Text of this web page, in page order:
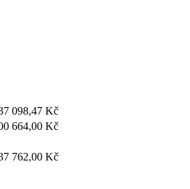
098,47 Kč
664,00 Kč
762,00 Kč